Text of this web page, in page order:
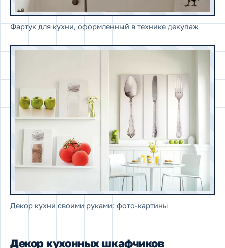
Фартук для кухни, оформленный в технике декупаж
Декор кухни своими руками: фото-картины
Декор кухонных шкафчиков